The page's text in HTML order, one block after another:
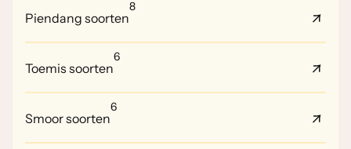
Piendang soorten
8
Toemis soorten
6
Smoor soorten
6